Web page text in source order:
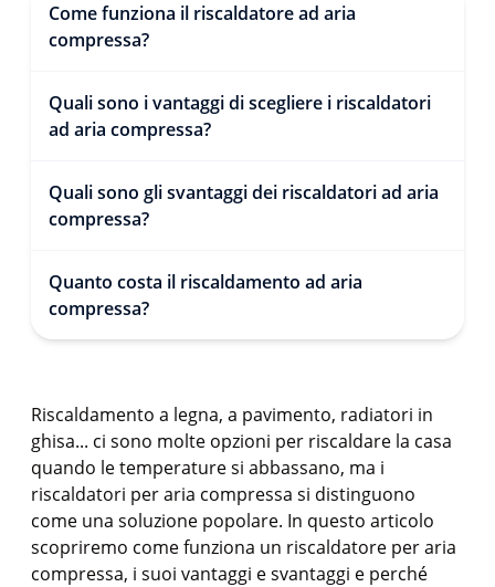
Come funziona il riscaldatore ad aria
compressa?
Quali sono i vantaggi di scegliere i riscaldatori
ad aria compressa?
Quali sono gli svantaggi dei riscaldatori ad aria
compressa?
Quanto costa il riscaldamento ad aria
compressa?
Riscaldamento a legna, a pavimento, radiatori in
ghisa... ci sono molte opzioni per riscaldare la casa
quando le temperature si abbassano, ma i
riscaldatori per aria compressa si distinguono
come una soluzione popolare. In questo articolo
scopriremo come funziona un riscaldatore per aria
compressa, i suoi vantaggi e svantaggi e perché